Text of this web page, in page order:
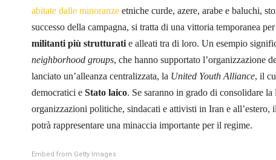
abitate dalle minoranze etniche curde, azere, arabe e baluchi,
successo della campagna, si tratta di una vittoria temporanea
militanti più strutturati e alleati tra di loro. Un esempio
neighborhood groups, che hanno supportato l’organizzazione
lanciato un’alleanza centralizzata, la United Youth Alliance, il
democratici e Stato laico. Se saranno in grado di consolidare
organizzazioni politiche, sindacati e attivisti in Iran e all’estero, il
potrà rappresentare una minaccia importante per il regime.
Embed from Getty Images